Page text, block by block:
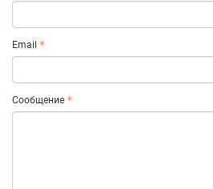
Email
Сообщение